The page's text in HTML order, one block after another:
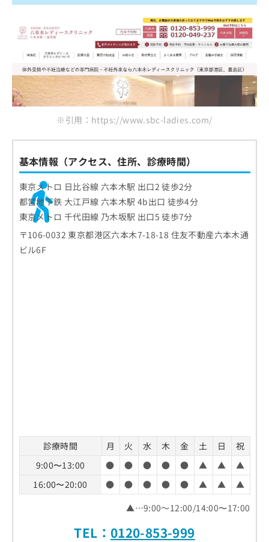
※引用：https://www.sbc-ladies.com/
基本情報（アクセス、住所、診療時間）
東京メトロ 日比谷線 六本木駅 出口2 徒歩2分
都営地下鉄 大江戸線 六本木駅 4b出口 徒歩4分
東京メトロ 千代田線 乃木坂駅 出口5 徒歩7分
〒106-0032 東京都港区六本木7-18-18 住友不動産六本木通
ビル6F
診療時間 月 火 水 木 金 土 日
祝
9:00〜13:00
● ● ● ● ● ▲ ▲
▲
16:00〜20:00
● ● ● ● ● ▲ ▲
▲
▲…9:00～12:00/14:00〜17:00
TEL： 0120-853-999